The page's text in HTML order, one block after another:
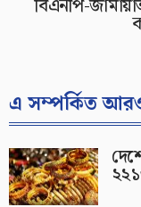
বিএনপি-
এ সম্পর্কিত